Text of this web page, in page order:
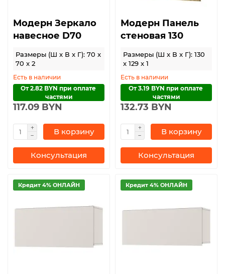
Модерн Зеркало
навесное D70
Размеры (Ш x В x Г): 70 x
70 x 2
Есть в наличии
От 2.82 BYN при оплате
частями
117.09 BYN
В корзину
Консультация
Модерн Панель
стеновая 130
Размеры (Ш x В x Г): 130
x 129 x 1
Есть в наличии
От 3.19 BYN при оплате
частями
132.73 BYN
В корзину
Консультация
Кредит 4% ОНЛАЙН Кредит 4% ОНЛАЙН